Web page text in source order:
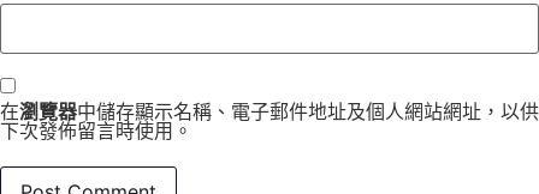
在瀏覽器中儲存顯示名稱、電子郵件地址及個人網站網址，以供
下次發佈留言時使用。